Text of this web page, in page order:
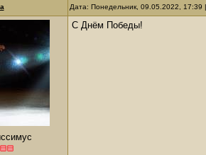
Дата: Понедельник, 09.05.2022,
С Днём Победы!